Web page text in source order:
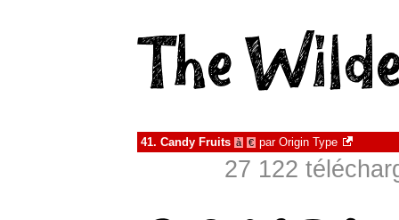
41. Candy Fruits à € par Origin Type
27 122